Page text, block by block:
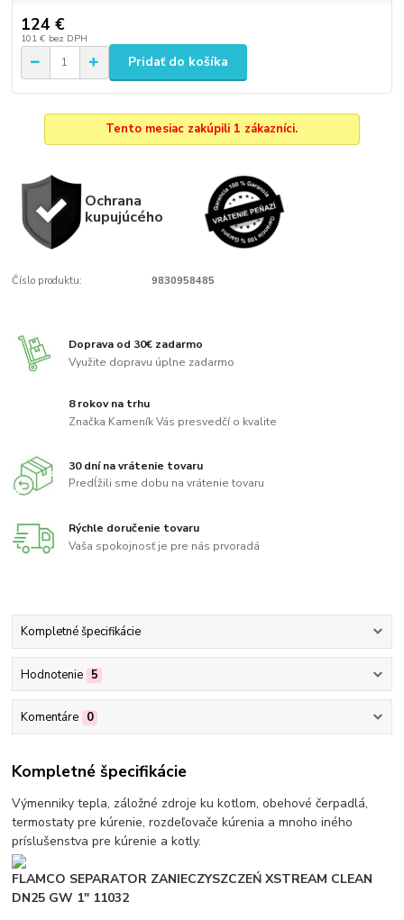
124 €
101 € bez DPH
Pridať do košíka
Tento mesiac zakúpili 1 zákazníci.
Ochrana
kupujúcého
Číslo produktu: 9830958485
Doprava od 30€ zadarmo
Využite dopravu úplne zadarmo
8 rokov na trhu
Značka Kameník Vás presvedčí o kvalite
30 dní na vrátenie tovaru
Predĺžili sme dobu na vrátenie tovaru
Rýchle doručenie tovaru
Vaša spokojnosť je pre nás prvoradá
Kompletné špecifikácie
Hodnotenie 5
Komentáre 0
Kompletné špecifikácie
Výmenniky tepla, záložné zdroje ku kotlom, obehové čerpadlá,
termostaty pre kúrenie, rozdeľovače kúrenia a mnoho iného
príslušenstva pre kúrenie a kotly.
FLAMCO SEPARATOR ZANIECZYSZCZEŃ XSTREAM CLEAN
DN25 GW 1" 11032